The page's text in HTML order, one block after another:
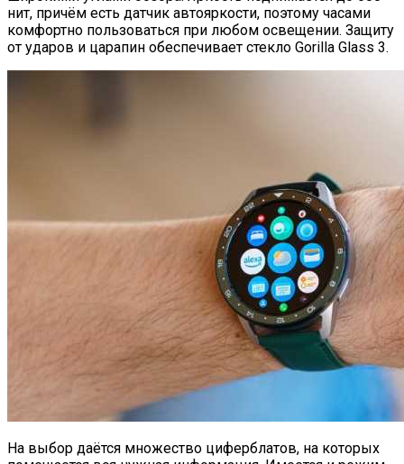
нит, причём есть датчик автояркости, поэтому часами
комфортно пользоваться при любом освещении. Защиту
от ударов и царапин обеспечивает стекло Gorilla Glass 3.
На выбор даётся множество циферблатов, на которых